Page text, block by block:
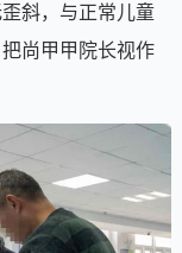
斜，与正常儿童
尚甲甲院长视作